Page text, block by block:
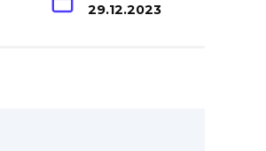
29.12.2023